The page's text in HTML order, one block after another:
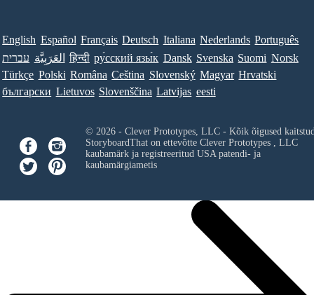
English Español Français Deutsch Italiana Nederlands Português
עברית العَرَبِيَّة हिन्दी ру́сский язы́к Dansk Svenska Suomi Norsk
Türkçe Polski Româna Ceština Slovenský Magyar Hrvatski
български Lietuvos Slovenščina Latvijas eesti
© 2026 - Clever Prototypes, LLC - Kõik õigused
StoryboardThat on ettevõtte Clever Prototypes , LLC
kaubamärk ja registreeritud USA patendi- ja
kaubamärgiametis